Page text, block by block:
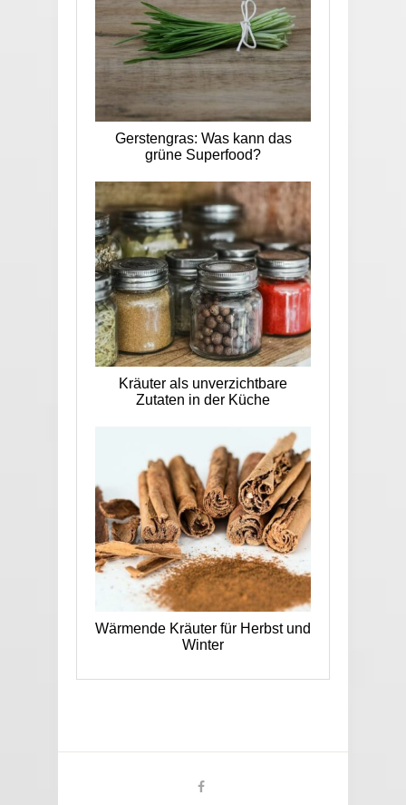
Gerstengras: Was kann das
grüne Superfood?
Kräuter als unverzichtbare
Zutaten in der Küche
Wärmende Kräuter für Herbst und
Winter